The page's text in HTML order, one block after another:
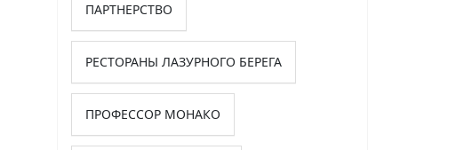
ПАРТНЕРСТВО
РЕСТОРАНЫ ЛАЗУРНОГО БЕРЕГА
ПРОФЕССОР МОНАКО